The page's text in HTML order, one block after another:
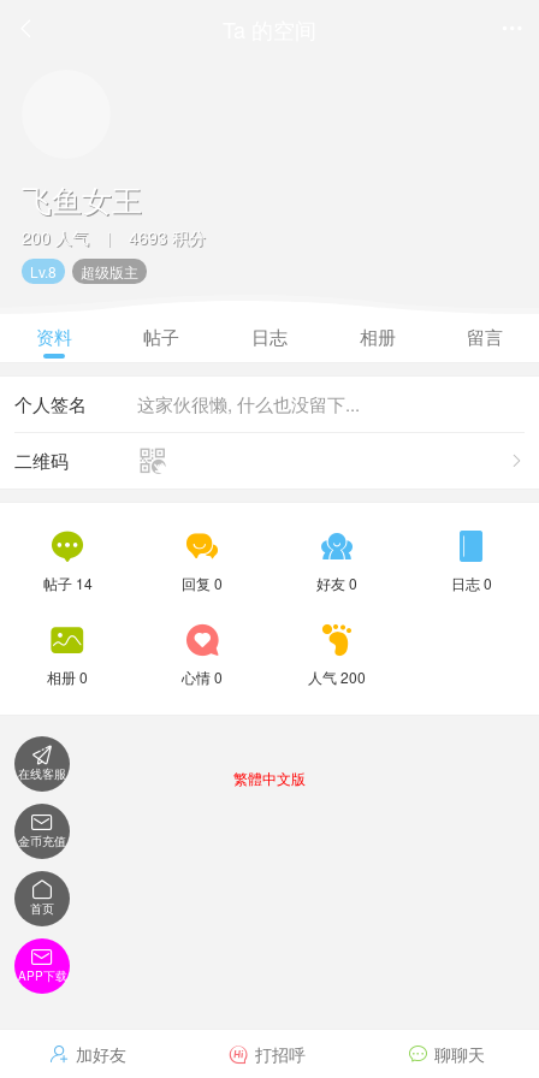
飞鱼女王
200 人气 | 4693 积分
Lv.8 超级版主
资料 帖子 日志 相册 留言
这家伙很懒, 什么也没留下...
个人签名


二维码

帖子 14

回复 0

好友 0

日志 0

相册 0

心情 0

人气 200
 加好友  打招呼  聊聊天
繁體中文版

在线客服

金币充值

首页

APP下载